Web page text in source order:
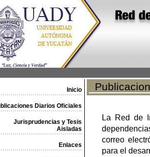
Inicio
Diarios Oficiales
Jurisprudencias y Tesis
Aisladas
Enlaces
La Red de
correo
para el